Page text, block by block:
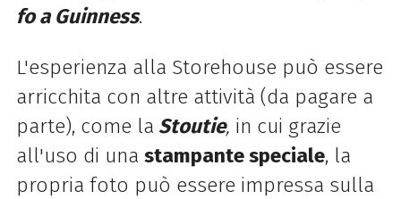
fo a Guinness.
L'esperienza alla Storehouse può essere
arricchita con altre attività (da pagare a
parte), come la Stoutie, in cui grazie
all'uso di una stampante speciale, la
propria foto può essere impressa sulla